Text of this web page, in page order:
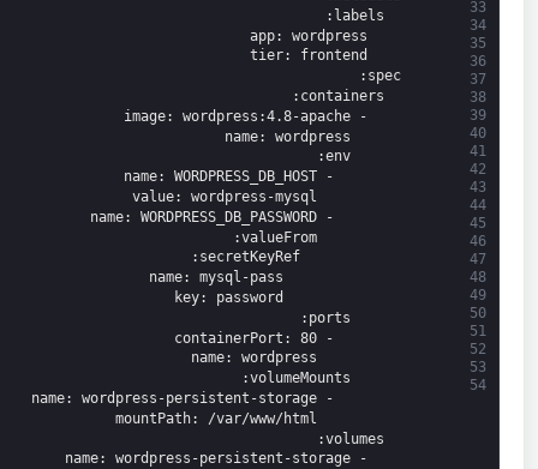
33
34
35
36
37
38
39
40
41
42
43
44
45
46
47
48
49
50
51
52
53
54
labels
:
app: wordpress
tier: frontend
spec
:
containers
:
-
image: wordpress :4.8-apache
name: wordpress
env
:
-
name: WORDPRESS_DB_HOST
value: wordpress-mysql
-
name: WORDPRESS_DB_PASSWORD
valueFrom
:
secretKeyRef
:
name: mysql-pass
key: password
ports
:
-
containerPort : 80
name: wordpress
volumeMounts
:
-
name: wordpress-persistent-storage
mountPath: /var/www/html
volumes
:
-
name: wordpress-persistent-storage